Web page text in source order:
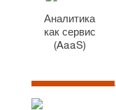
Аналитика
как сервис
(AaaS)